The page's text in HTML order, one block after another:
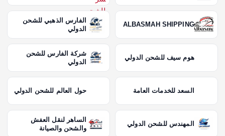
ALBASMAH SHIPPING
الفارس الذهبي للشحن
الدولي
هوم سيف للشحن الدولي
شركة الفارس للشحن
الدولي
السعد للخدمات العامة حول العالم للشحن الدولي
المهندس للشحن الدولي
الساهر لنقل العفش
والشحن والصيانة